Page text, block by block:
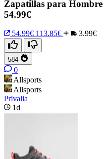
Zapatillas para
54.99€
54.99€ 113.85€ 3.99€
584
0
Allsports
Allsports
Privalia
1d